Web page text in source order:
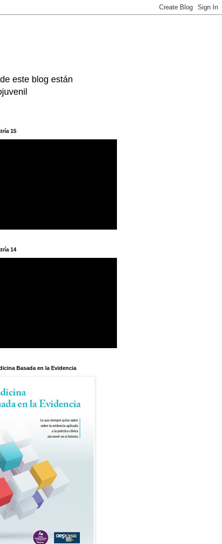
este blog están
15
14
Basada en la Evidencia